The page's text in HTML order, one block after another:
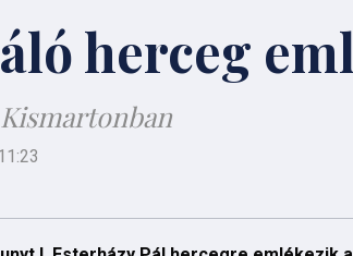
herceg